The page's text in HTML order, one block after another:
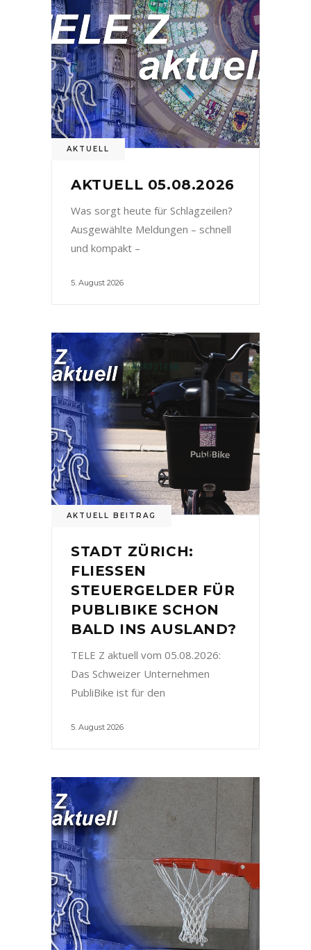
AKTUELL
AKTUELL 05.08.2026
Was sorgt heute für Schlagzeilen?
Ausgewählte Meldungen – schnell
und kompakt –
5. August 2026
AKTUELL BEITRAG
STADT ZÜRICH:
FLIESSEN
STEUERGELDER FÜR
PUBLIBIKE SCHON
BALD INS AUSLAND?
TELE Z aktuell vom 05.08.2026:
Das Schweizer Unternehmen
PubliBike ist für den
5. August 2026